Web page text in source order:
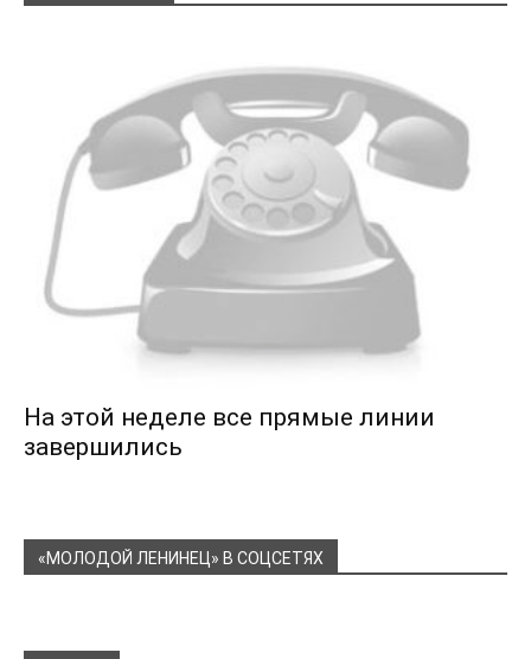
На этой неделе все прямые линии
завершились
«МОЛОДОЙ ЛЕНИНЕЦ» В СОЦСЕТЯХ